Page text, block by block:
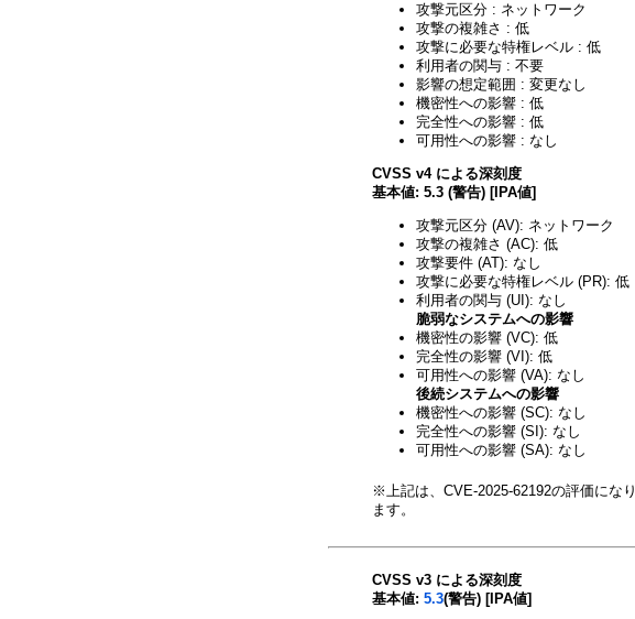
攻撃元区分 : ネットワーク
攻撃の複雑さ : 低
攻撃に必要な特権レベル : 低
利用者の関与 : 不要
影響の想定範囲 : 変更なし
機密性への影響 : 低
完全性への影響 : 低
可用性への影響 : なし
CVSS v4 による深刻度
基本値: 5.3 (警告) [IPA値]
攻撃元区分 (AV): ネットワーク
攻撃の複雑さ (AC): 低
攻撃要件 (AT): なし
攻撃に必要な特権レベル (PR): 低
利用者の関与 (UI): なし
脆弱なシステムへの影響
機密性の影響 (VC): 低
完全性の影響 (VI): 低
可用性への影響 (VA): なし
後続システムへの影響
機密性への影響 (SC): なし
完全性への影響 (SI): なし
可用性への影響 (SA): なし
※上記は、CVE-2025-62192の評価になり
ます。
CVSS v3 による深刻度
基本値: 5.3(警告) [IPA値]